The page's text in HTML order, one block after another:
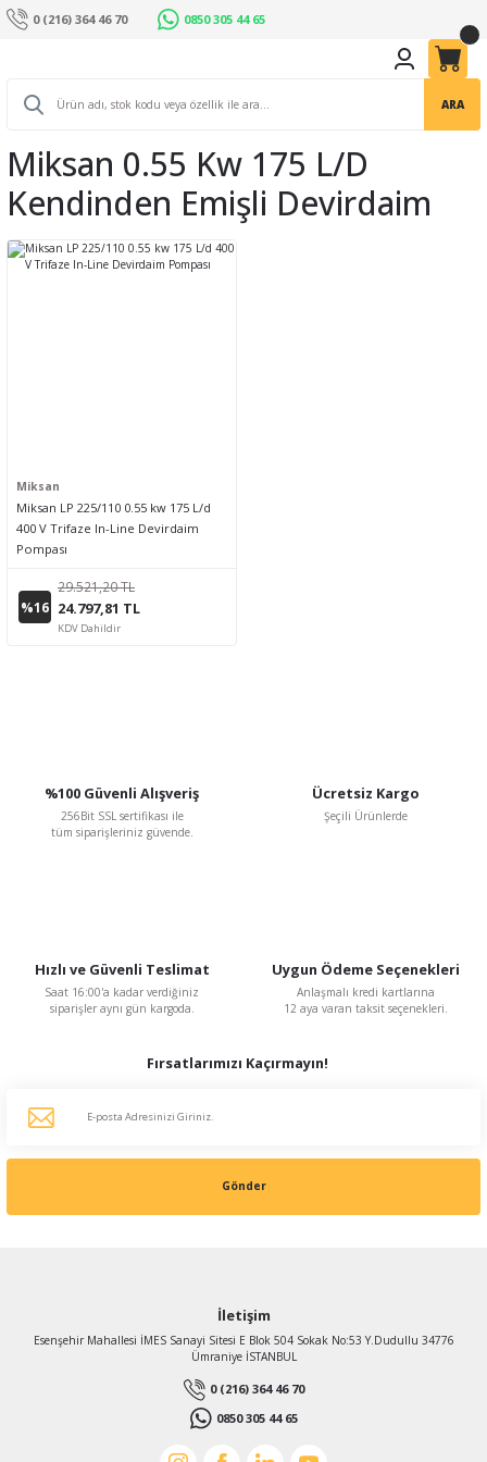
0 (216) 364 46 70 0850 305 44 65
ARA
Miksan 0.55 Kw 175 L/d
Kendinden Emişli Devirdaim
Miksan
Miksan LP 225/110 0.55 kw 175 L/d
400 V Trifaze In-Line Devirdaim
Pompası
%16
29.521,20 TL
24.797,81 TL
KDV Dahildir
%100 Güvenli Alışveriş
256Bit SSL sertifikası ile
tüm siparişleriniz güvende.
Ücretsiz Kargo
Şeçili Ürünlerde
Hızlı ve Güvenli Teslimat
Saat 16:00'a kadar verdiğiniz
siparişler aynı gün kargoda.
Uygun Ödeme Seçenekleri
Anlaşmalı kredi kartlarına
12 aya varan taksit seçenekleri.
Fırsatlarımızı Kaçırmayın!
Gönder
İletişim
Esenşehir Mahallesi İMES Sanayi Sitesi E Blok 504 Sokak No:53 Y.Dudullu 34776
Ümraniye İSTANBUL
0 (216) 364 46 70
0850 305 44 65